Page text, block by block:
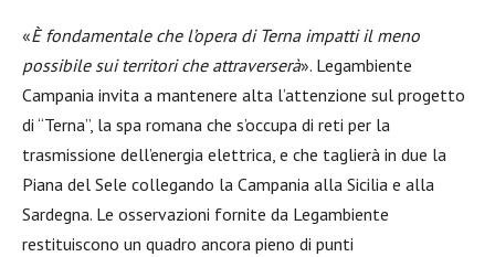
«È fondamentale che l’opera di Terna impatti il meno
possibile sui territori che attraverserà». Legambiente
Campania invita a mantenere alta l’attenzione sul progetto
di “Terna”, la spa romana che s’occupa di reti per la
trasmissione dell’energia elettrica, e che taglierà in due la
Piana del Sele collegando la Campania alla Sicilia e alla
Sardegna. Le osservazioni fornite da Legambiente
restituiscono un quadro ancora pieno di punti